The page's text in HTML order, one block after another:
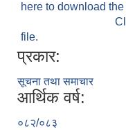
here to download
file.
प्रकार:
सूचना तथा समाचार
आर्थिक वर्ष:
०८२/०८३